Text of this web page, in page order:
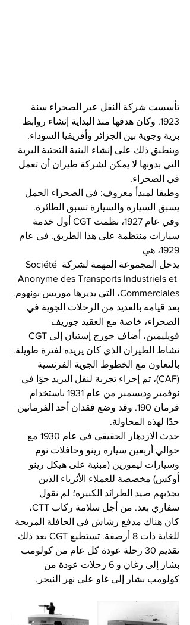
تأسست شركة النقل عبر الصحراء سنة
1923. وكان هدفها منذ البداية إنشاء روابط
برية وجوية بين الجزائر وأفريقيا السوداء.
وينطبق ذلك على إنشاء البنية التحتية البرية
التي بدونها لا يمكن لشركة طيران أن تعمل
في الصحراء.
وطبقا لمبدأ معروف: في الصحراء الجمل
يسبق السيارة والسيارة تسبق الطائرة.
وفي عام 1927، نظمت CGT أول خدمة
سيارات منتظمة على هذا الطريق. في عام
1929، هي
يدخل المجموعة المهمة لشركة Société
Anonyme des Transports Industriels et
Commerciales، التي يديرها موريس بونهوم.
بعد قيامه بالعديد من الرحلات الجوية في
الصحراء، خاصة مع العقيد جوزيف
نشاط الطيران الذي كان يريده لفترة طويلة.
بالتعاون مع الخطوط الجوية الفرنسية
(CAF)، تم إجراء تجربة لنقل البريد جوًا في
نوفمبر وديسمبر من عام 1931 باستخدام
فرمان 190. وقد وضع فقدان أحد الفرمانين
حدًا لهذه المحاولة.
حدث الازدهار الحقيقي في عام 1930 مع
حوالي أربعين سيارة رينو وحافلات نوم
وسيارات ليموزين (مبنية على هيكل رينو
أوكس) مخصصة للعملاء الأثرياء الذين
يجذبهم صيد الطرائد الكبيرة؛ لم نقول
سفاري بعد. من أجل سلامة ركاب CTT،
كان هناك مدفع رشاش في الحافلة المريحة
للغاية ذات 8 أرصفة. تستطيع CGT بعد ذلك
تقديم 30 رحلة عودة كل عام من كولومب
بشار إلى رغان و 6 رحلات عودة من
كولومب بشار إلى غاو على نهر النيجر.